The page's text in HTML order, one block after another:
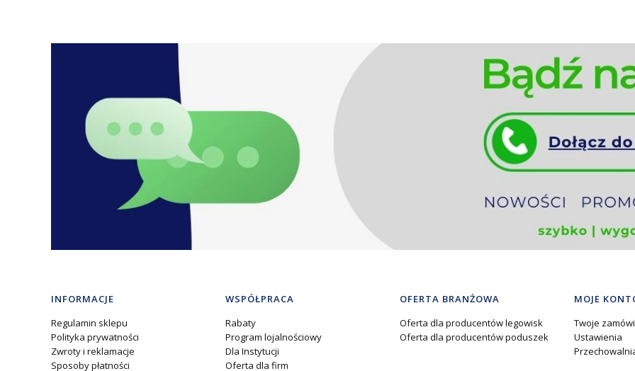
Linki w stopce
INFORMACJE
Regulamin sklepu
Polityka prywatności
Zwroty i reklamacje
Sposoby płatności
WSPÓŁPRACA
Rabaty
Program lojalnościowy
Dla Instytucji
Oferta dla firm
OFERTA BRANŻOWA
Oferta dla producentów legowisk
Oferta dla producentów poduszek
MOJE
Twoje
Ustawienia